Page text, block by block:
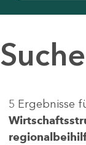
Suche
5 Ergebnisse